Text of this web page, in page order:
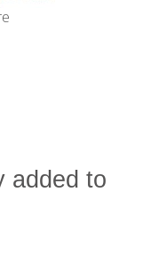
added to